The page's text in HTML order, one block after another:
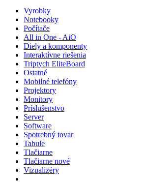
Vyrobky
Notebooky
Počítače
All in One - AiO
Diely a komponenty
Interaktívne riešenia
Triptych EliteBoard
Ostatné
Mobilné telefóny
Projektory
Monitory
Príslušenstvo
Server
Software
Spotrebný tovar
Tabule
Tlačiarne
Tlačiarne nové
Vizualizéry